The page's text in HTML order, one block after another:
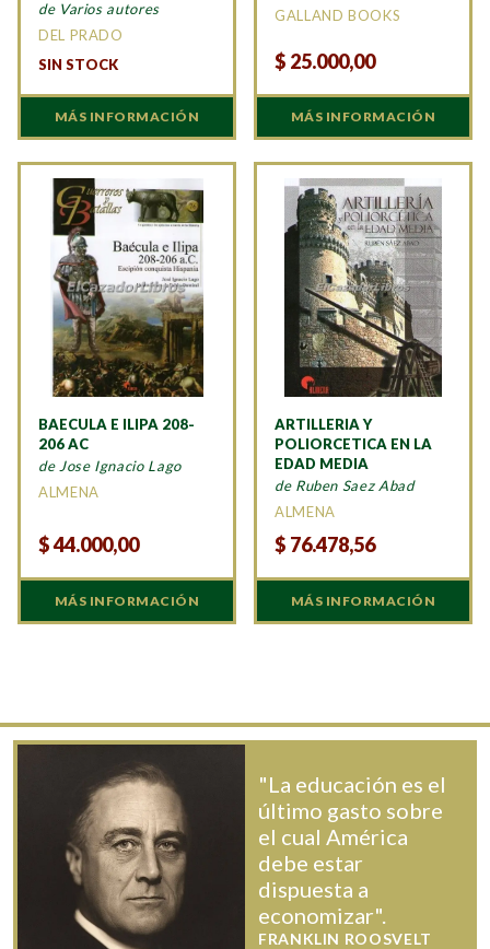
de Varios autores
DEL PRADO
SIN STOCK
MÁS INFORMACIÓN
GALLAND BOOKS
$ 25.000,00
MÁS INFORMACIÓN
BAECULA E ILIPA 208-
206 AC
de Jose Ignacio Lago
ALMENA
$44.000,00
MÁS INFORMACIÓN
ARTILLERIA Y
POLIORCETICA EN LA
EDAD MEDIA
de Ruben Saez Abad
ALMENA
$ 76.478,56
MÁS INFORMACIÓN
"La educación es el
último gasto sobre
el cual América
debe estar
dispuesta a
economizar".
FRANKLIN ROOSVELT